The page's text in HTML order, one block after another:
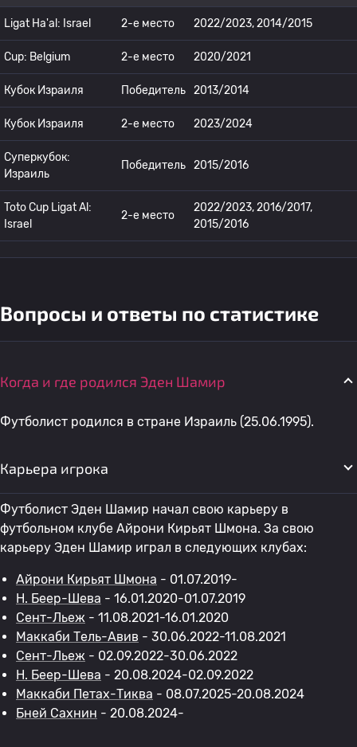
Ligat Ha'al: Israel 2-е место 2022/2023, 2014/2015
Cup: Belgium 2-е место 2020/2021
Кубок Израиля Победитель 2013/2014
Кубок Израиля 2-е место 2023/2024
Суперкубок:
Израиль
Победитель 2015/2016
Toto Cup Ligat Al:
Israel
2-е место
2022/2023, 2016/2017,
2015/2016
Вопросы и ответы по статистике
Когда и где родился Эден Шамир
Футболист родился в стране Израиль (25.06.1995).
Карьера игрока
Футболист Эден Шамир начал свою карьеру в
футбольном клубе Айрони Кирьят Шмона. За свою
карьеру Эден Шамир играл в следующих клубах:
Айрони Кирьят Шмона - 01.07.2019-
H. Беер-Шева - 16.01.2020-01.07.2019
Сент-Льеж - 11.08.2021-16.01.2020
Маккаби Тель-Авив - 30.06.2022-11.08.2021
Сент-Льеж - 02.09.2022-30.06.2022
H. Беер-Шева - 20.08.2024-02.09.2022
Маккаби Петах-Тиква - 08.07.2025-20.08.2024
Бней Сахнин - 20.08.2024-